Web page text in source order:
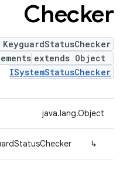
Checker
extends Object
ISystemStatusChecker
java.lang.Object
↳